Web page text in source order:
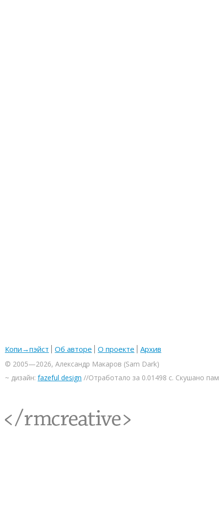
Копи→пэйст Об авторе О проекте Архив
© 2005—2026, Александр Макаров (Sam Dark)
~ дизайн: fazeful design //Отработало за 0.01498 с. Скушано
<rmcreative/>